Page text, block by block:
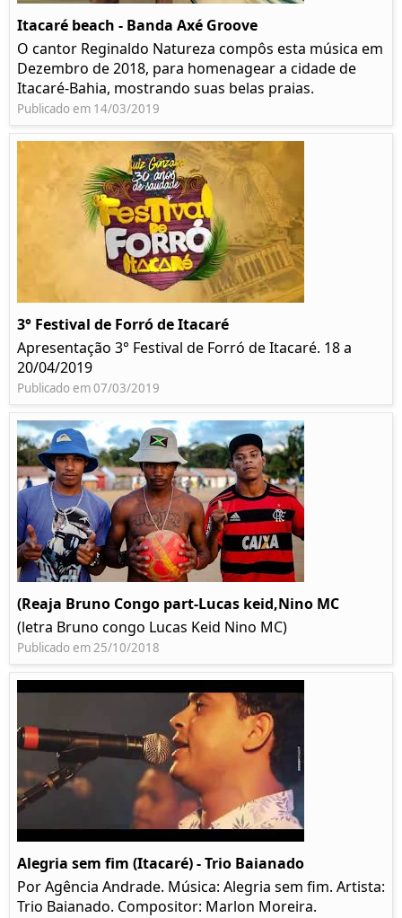
Itacaré beach - Banda Axé Groove
O cantor Reginaldo Natureza compôs esta música em
Dezembro de 2018, para homenagear a cidade de
Itacaré-Bahia, mostrando suas belas praias.
Publicado em 14/03/2019
3° Festival de Forró de Itacaré
Apresentação 3° Festival de Forró de Itacaré. 18 a
20/04/2019
Publicado em 07/03/2019
(Reaja Bruno Congo part-Lucas keid,Nino MC
(letra Bruno congo Lucas Keid Nino MC)
Publicado em 25/10/2018
Alegria sem fim (Itacaré) - Trio Baianado
Por Agência Andrade. Música: Alegria sem fim. Artista:
Trio Baianado. Compositor: Marlon Moreira.